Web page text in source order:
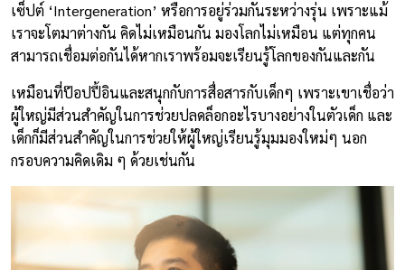
เซ็ปต์ ‘Intergeneration’ หรือการอยู่ร่วมกันระหว่างรุ่น เพราะแม้
เราจะโตมาต่างกัน คิดไม่เหมือนกัน มองโลกไม่เหมือน แต่ทุกคน
สามารถเชื่อมต่อกันได้หากเราพร้อมจะเรียนรู้โลกของกันและกัน
เหมือนที่ป๊อปปี้อินและสนุกกับการสื่อสารกับเด็กๆ เพราะเขาเชื่อว่า
ผู้ใหญ่มีส่วนสำคัญในการช่วยปลดล็อกอะไรบางอย่างในตัวเด็ก และ
เด็กก็มีส่วนสำคัญในการช่วยให้ผู้ใหญ่เรียนรู้มุมมองใหม่ๆ นอก
กรอบความคิดเดิม ๆ ด้วยเช่นกัน